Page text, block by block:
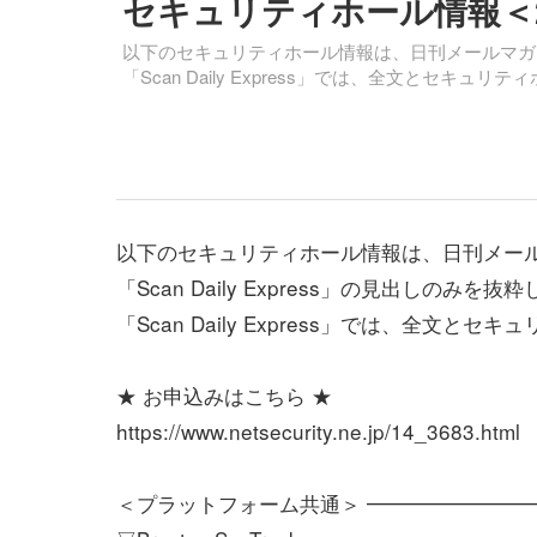
セキュリティホール情報
以下のセキュリティホール情報は、日刊メールマ
「Scan Daily Express」では、全文とセキュリテ
以下のセキュリティホール情報は、日刊メー
「Scan Daily Express」の見出しのみを抜粋
「Scan Daily Express」では、全文とセキ
★ お申込みはこちら ★
https://www.netsecurity.ne.jp/14_3683.html
＜プラットフォーム共通＞